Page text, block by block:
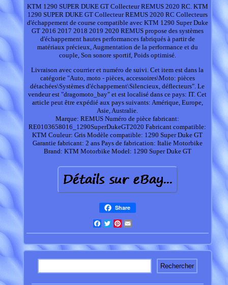
KTM 1290 SUPER DUKE GT Collecteur REMUS 2020 RC. KTM
1290 SUPER DUKE GT Collecteur REMUS 2020 RC Collecteurs
d'échappement de course compatible avec KTM 1290 Super Duke
GT 2016 2017 2018 2019 2020 REMUS propose des systèmes
d'échappement hautes performances fabriqués à partir de
matériaux précieux, Augmentation de la performance et du
couple, Son sonore sportif, Poids optimisé.
Livraison avec courrier et numéro de suivi. Cet item est dans la
catégorie "Auto, moto - pièces, accessoires\Moto: pièces
détachées\Systèmes d'échappement\Silencieux, déflecteurs". Le
vendeur est "dragomoto_bay" et est localisé dans ce pays: IT. Cet
article peut être expédié aux pays suivants: Amérique, Europe,
Asie, Australie.
Marque: REMUS Numéro de pièce fabricant:
RE0103658016_1290SuperDukeGT2020 Fabricant compatible:
KTM Couleur: Gris Modèle compatible: 1290 Super Duke GT
Garantie fabricant: 2 ans Pays de fabrication: Italie Motorbike
Brand: KTM Motorbike Model: 1290 Super Duke GT
Share
Facebook
TwitterPinterest